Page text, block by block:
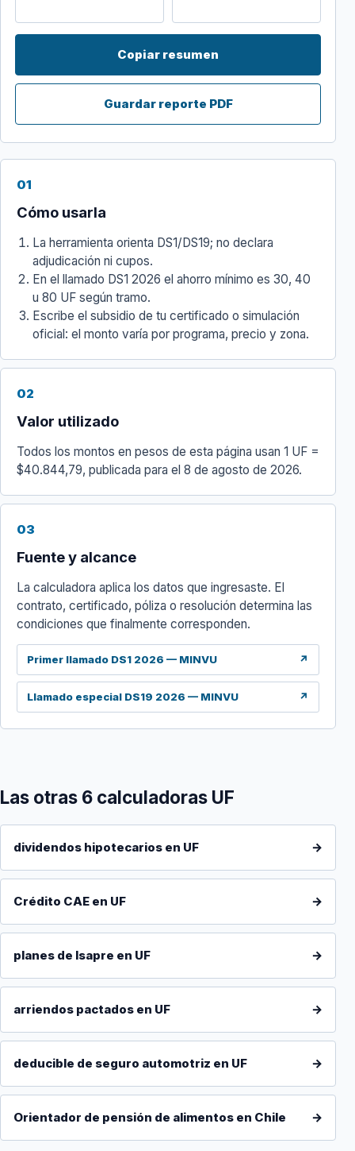
Copiar resumen
Guardar reporte PDF
01
Cómo usarla
La herramienta orienta DS1/DS19; no declara
adjudicación ni cupos.
En el llamado DS1 2026 el ahorro mínimo es 30, 40
u 80 UF según tramo.
Escribe el subsidio de tu certificado o simulación
oficial: el monto varía por programa, precio y zona.
02
Valor utilizado
Todos los montos en pesos de esta página usan 1 UF =
$40.844,79, publicada para el 8 de agosto de 2026.
03
Fuente y alcance
La calculadora aplica los datos que ingresaste. El
contrato, certificado, póliza o resolución determina las
condiciones que finalmente corresponden.
Primer llamado DS1 2026 — MINVU ↗
Llamado especial DS19 2026 — MINVU ↗
Las otras 6 calculadoras UF
dividendos hipotecarios en UF →
Crédito CAE en UF →
planes de Isapre en UF →
arriendos pactados en UF →
deducible de seguro automotriz en UF →
Orientador de pensión de alimentos en Chile →